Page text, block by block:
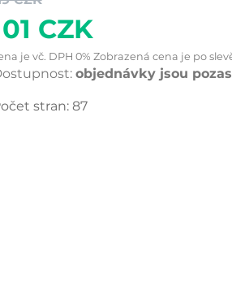
CZK
je vč. DPH 0% Zobrazená cena je po
objednávky jsou
stran: 87